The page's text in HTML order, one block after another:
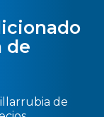
de
de